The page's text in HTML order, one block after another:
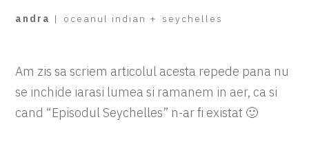
andra | oceanul indian + seychelles
Am zis sa scriem articolul acesta repede pana nu
se inchide iarasi lumea si ramanem in aer, ca si
cand “Episodul Seychelles” n-ar fi existat 🙂